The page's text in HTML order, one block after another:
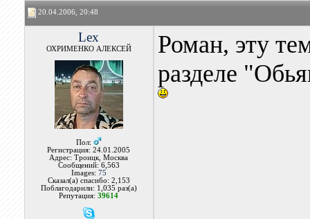
20.04.2006, 20:48
Lex
ОХРИМЕНКО АЛЕКСЕЙ
Пол:
Регистрация: 24.01.2005
Адрес: Троицк, Москва
Сообщений: 6,563
Images: 75
Сказал(а) спасибо: 2,153
Поблагодарили: 1,035 раз(а)
Репутация:39614
Роман, эту
разделе